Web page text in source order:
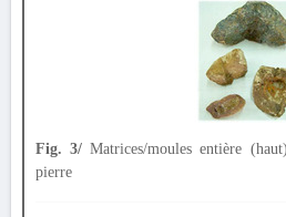
Fig. 3/ Matrices/moules entière
pierre